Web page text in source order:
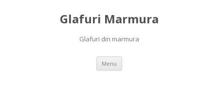
Glafuri Marmura
Glafuri din marmura
Menu Skip to content